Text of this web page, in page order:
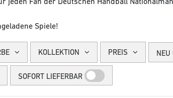
Spiele!
KOLLEKTION PREIS NEU
SOFORT LIEFERBAR